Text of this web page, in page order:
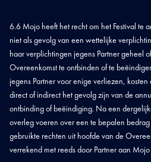
6.6 Mojo heeft het recht om het Festival te
niet als gevolg van een wettelijke
haar verplichtingen jegens Partner geheel
Overeenkomst te ontbinden of te
jegens Partner voor enige verliezen,
direct of indirect het gevolg zijn van de
ontbinding of beëindiging. Na een
overleg voeren over een te bepalen
gebruikte rechten uit hoofde van de
verrekend met reeds door Partner aan